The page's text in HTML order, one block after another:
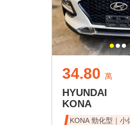
34.80 萬
HYUNDAI
KONA
KONA 勁化型｜小